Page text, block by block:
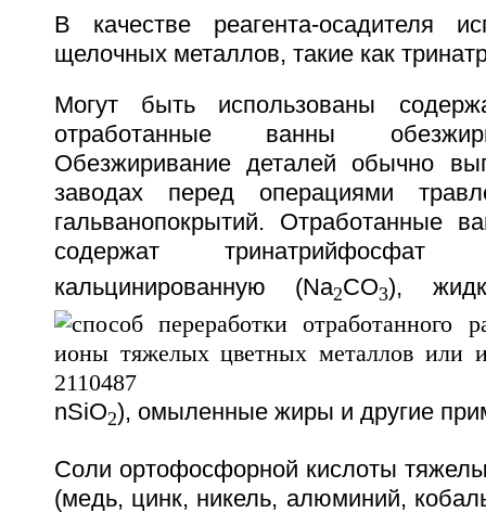
В качестве реагента-осадителя
щелочных металлов, такие как
Могут быть использованы
отработанные ванны
Обезжиривание деталей обычно
заводах перед операциями
гальванопокрытий. Отработанные
содержат тринатрийфосфат
кальцинированную (Na2CO3),
nSiO2), омыленные жиры и другие
Соли ортофосфорной кислоты
(медь, цинк, никель, алюминий,